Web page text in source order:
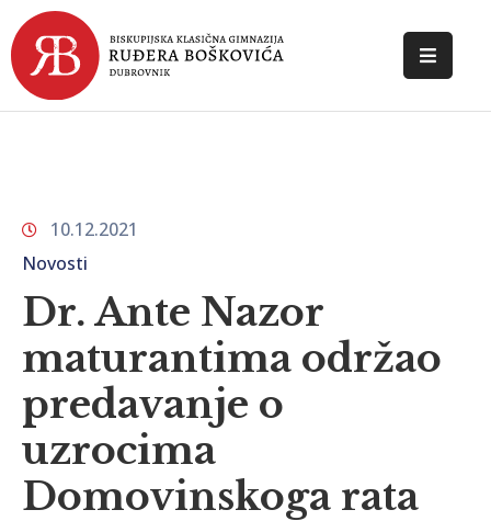
POČETNA
DOKUMENTI
KONTAKT
10.12.2021
Novosti
Dr. Ante Nazor
maturantima održao
predavanje o
uzrocima
Domovinskoga rata